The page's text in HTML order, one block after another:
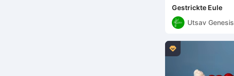
Gestrickte Eule
Utsav Genesis
